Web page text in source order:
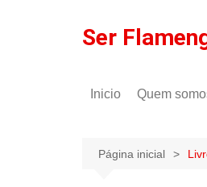
Ser
Inicio Quem
Política de
Página inicial